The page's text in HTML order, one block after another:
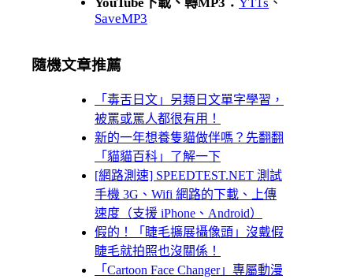
SaveMP3
隨機文章推薦
「毒舌日文」另類日文單字學習，
被罵或罵人都很有用！
新的一年想養隻貓做伴嗎？先翻翻
「貓貓百科」了解一下
[網路測速] SPEEDTEST.NET 測試
手機 3G、Wifi 網路的下載、上傳
速度（支援 iPhone、Android）
假的！「睫毛擴展攝像頭」沒戴假
睫毛就拍照也沒關係！
「Cartoon Face Changer」專屬動漫